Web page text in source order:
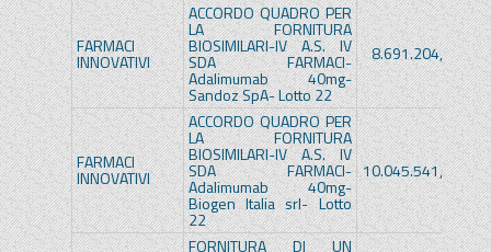
FARMACI
INNOVATIVI
ACCORDO QUADRO PER
LA FORNITURA
BIOSIMILARI-IV A.S. IV
SDA FARMACI-
Adalimumab 40mg-
Sandoz SpA- Lotto 22
8.691.204,46€
FARMACI
INNOVATIVI
ACCORDO QUADRO PER
LA FORNITURA
BIOSIMILARI-IV A.S. IV
SDA FARMACI-
Adalimumab 40mg-
Biogen Italia srl- Lotto
22
10.045.541,00€
FORNITURA DI UN